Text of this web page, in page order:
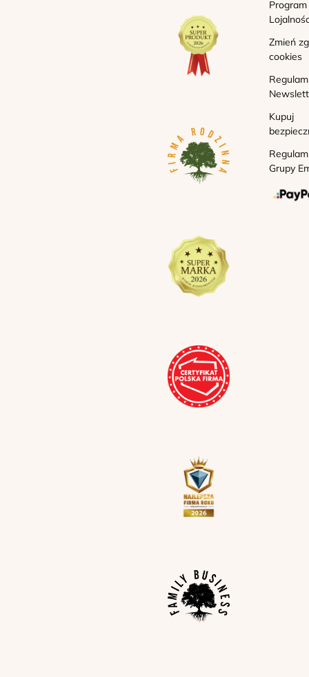
Program
Zmień
cookies
Kupuj
Grupy